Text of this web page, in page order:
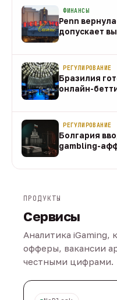
ФИНАНСЫ
Penn
допускает
РЕГУЛИРОВАНИЕ
Бразилия
онлайн-
РЕГУЛИРОВАНИЕ
Болгария
gambling-
ПРОДУКТЫ
Сервисы
Аналитика iGaming,
офферы, вакансии
честными цифрами.